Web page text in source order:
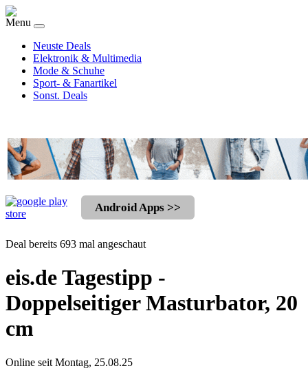
Menu
Neuste Deals
Elektronik & Multimedia
Mode & Schuhe
Sport- & Fanartikel
Sonst. Deals
Android Apps >>
Deal bereits 693 mal angeschaut
eis.de Tagestipp -
Doppelseitiger Masturbator, 20
cm
Online seit Montag, 25.08.25